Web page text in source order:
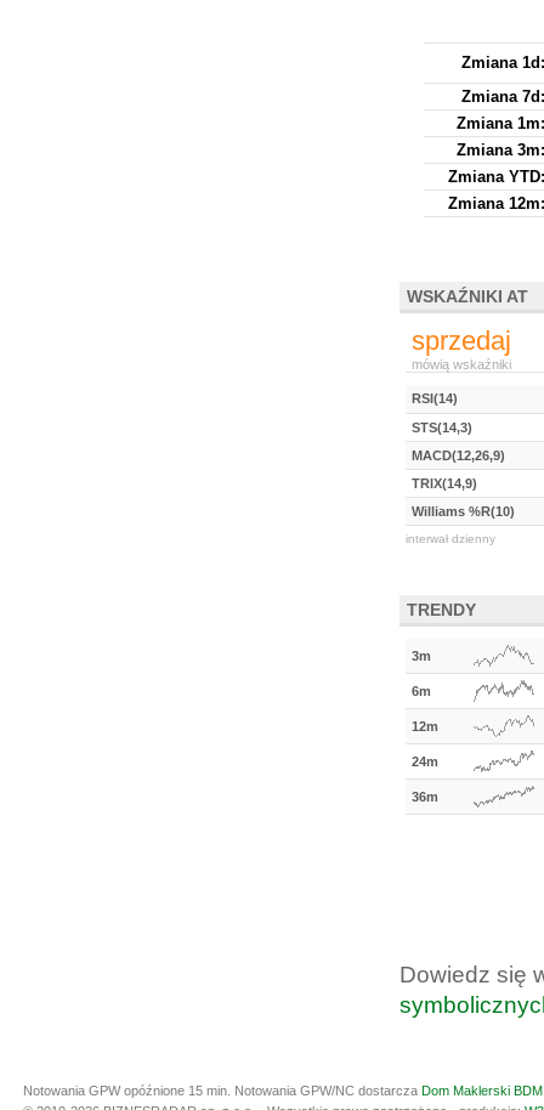
Zmiana 1d:
Zmiana 7d:
Zmiana 1m:
Zmiana 3m:
Zmiana YTD:
Zmiana 12m:
WSKAŹNIKI AT
sprzedaj
mówią wskaźniki
RSI(14)
STS(14,3)
MACD(12,26,9)
TRIX(14,9)
Williams %R(10)
interwał dzienny
TRENDY
3m
6m
12m
24m
36m
Dowiedz się
Notowania GPW opóźnione 15 min. Notowania GPW/NC dostarcza Dom Maklerski